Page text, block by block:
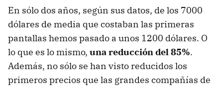
En sólo dos años, según sus datos, de los 7000
dólares de media que costaban las primeras
pantallas hemos pasado a unos 1200 dólares. O
lo que es lo mismo, una reducción del 85%.
Además, no sólo se han visto reducidos los
primeros precios que las grandes compañías de